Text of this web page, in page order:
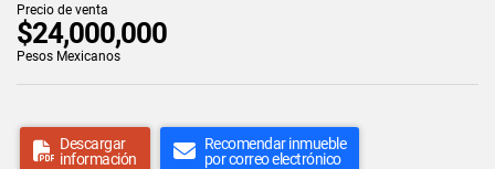
Precio de venta
$24,000,000
Pesos Mexicanos
Descargar
información
Recomendar inmueble
por correo electrónico